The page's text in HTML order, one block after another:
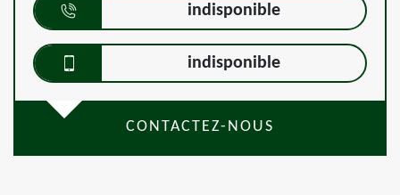
indisponible
indisponible
CONTACTEZ-NOUS